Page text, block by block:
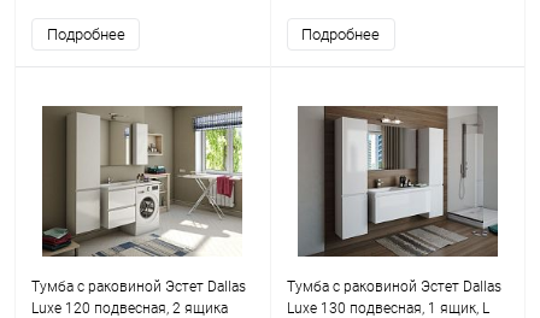
Подробнее Подробнее
Тумба с раковиной Эстет Dallas
Luxe 120 подвесная, 2 ящика
Тумба с раковиной Эстет Dallas
Luxe 130 подвесная, 1 ящик, L